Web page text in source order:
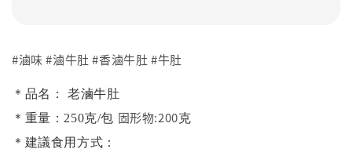
#滷味 #滷牛肚 #香滷牛肚 #牛肚
＊品名： 老滷牛肚
＊重量：250克/包 固形物:200克
＊建議食用方式：